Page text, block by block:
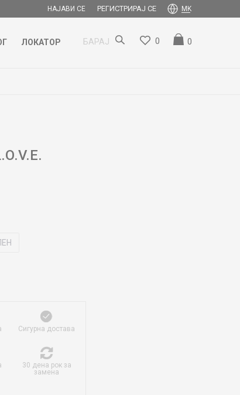
НАЈАВИ СЕ РЕГИСТРИРАЈ СЕ MK
ЛОКАТОР БАРАЈ 0
0
Сигурна достава
30 дена рок за
замена